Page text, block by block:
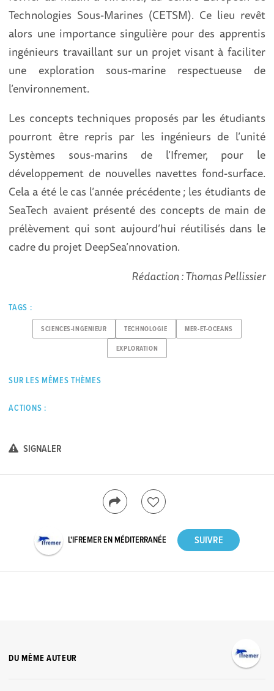
Technologies Sous-Marines (CETSM). Ce lieu revêt
alors une importance singulière pour des apprentis
ingénieurs travaillant sur un projet visant à faciliter
une exploration sous-marine respectueuse de
l’environnement.
Les concepts techniques proposés par les étudiants
pourront être repris par les ingénieurs de l’unité
Systèmes sous-marins de l’Ifremer, pour le
développement de nouvelles navettes fond-surface.
Cela a été le cas l’année précédente ; les étudiants de
SeaTech avaient présenté des concepts de main de
prélèvement qui sont aujourd’hui réutilisés dans le
cadre du projet DeepSea’nnovation.
Rédaction : Thomas Pellissier
TAGS :
SCIENCES-INGENIEUR TECHNOLOGIE MER-ET-OCEANS
EXPLORATION
SUR LES MÊMES THÈMES
ACTIONS :
SIGNALER
L'IFREMER EN MÉDITERRANÉE
DU MÊME AUTEUR